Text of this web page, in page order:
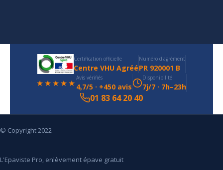
Certification officielle
Centre VHU Agréé
Numéro d'agrément
PR 920001 B
★★★★★ Avis vérifiés
4,7/5 · +450 avis
Disponibilité
7j/7 · 7h–23h
01 83 64 20 40
© Copyright 2022
L'Epaviste Pro, enlèvement épave gratuit